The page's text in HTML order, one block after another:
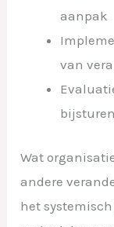
aanpak
van
bijsturen
Wat
andere
het